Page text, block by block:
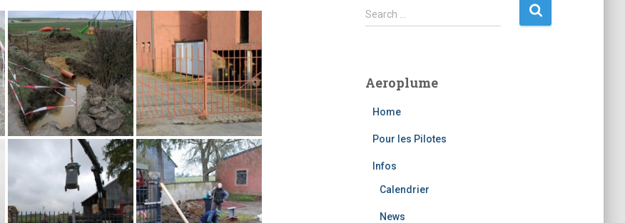
S
e
h
Search …
Aeroplume
Home
Pour les Pilotes
Infos
Calendrier
News